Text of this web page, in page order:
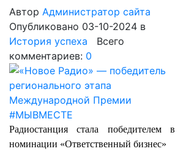
Автор Администратор сайта
Опубликовано 03-10-2024 в
История успеха Всего
комментариев: 0
Радиостанция стала победителем в
номинации «Ответственный бизнес»